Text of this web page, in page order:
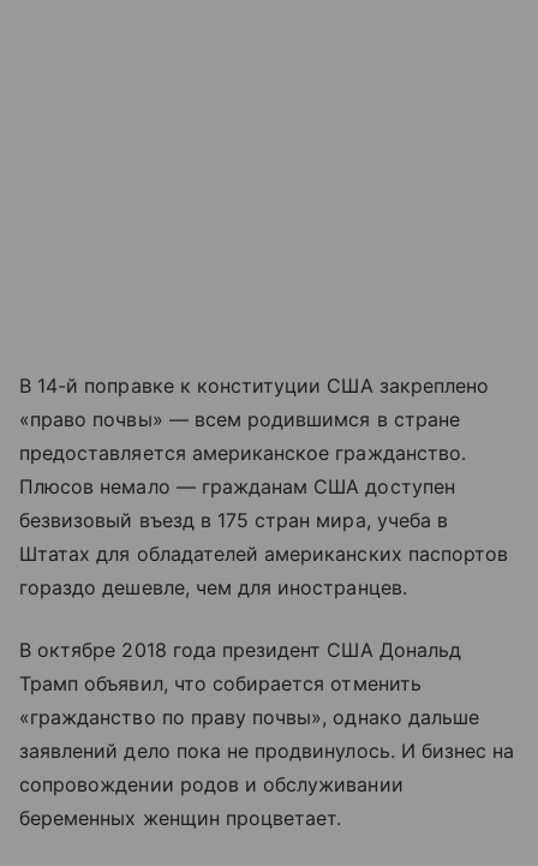
В 14-й поправке к конституции США закреплено
«право почвы» — всем родившимся в стране
предоставляется американское гражданство.
Плюсов немало — гражданам США доступен
безвизовый въезд в 175 стран мира, учеба в
Штатах для обладателей американских паспортов
гораздо дешевле, чем для иностранцев.
В октябре 2018 года президент США Дональд
Трамп объявил, что собирается отменить
«гражданство по праву почвы», однако дальше
заявлений дело пока не продвинулось. И бизнес на
сопровождении родов и обслуживании
беременных женщин процветает.